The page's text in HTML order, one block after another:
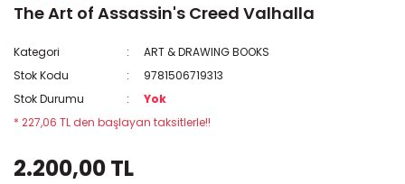
The Art of Assassin's Creed Valhalla
Kategori
ART & DRAWING BOOKS
Stok Kodu
9781506719313
Stok Durumu
Yok
* 227,06 TL den başlayan taksitlerle!!
2.200,00 TL